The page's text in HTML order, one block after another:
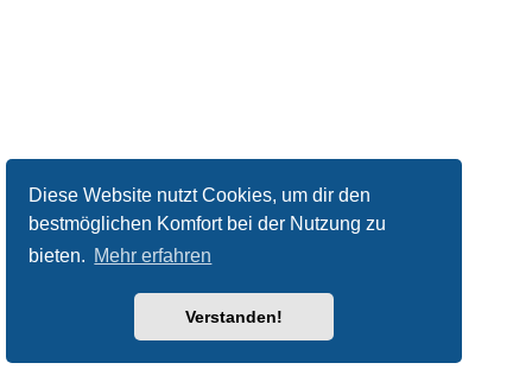
Diese Website nutzt Cookies, um dir den
bestmöglichen Komfort bei der Nutzung zu
bieten. Mehr erfahren
Verstanden!